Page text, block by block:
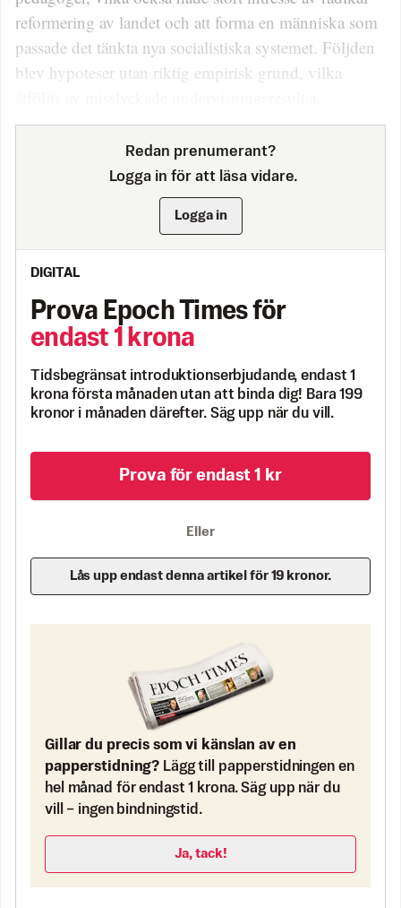
reformering av landet och att forma en människa som
passade det tänkta nya socialistiska systemet. Följden
blev hypoteser utan riktig empirisk grund, vilka
Redan prenumerant?
Logga in för att läsa vidare.
Logga in
DIGITAL
Prova Epoch Times för
endast 1 krona
Tidsbegränsat introduktionserbjudande, endast 1
krona första månaden utan att binda dig! Bara 199
kronor i månaden därefter. Säg upp när du vill.
Prova för endast 1 kr
Eller
Lås upp endast denna artikel för 19 kronor.
Gillar du precis som vi känslan av en
papperstidning? Lägg till papperstidningen en
hel månad för endast 1 krona. Säg upp när du
vill – ingen bindningstid.
Ja, tack!